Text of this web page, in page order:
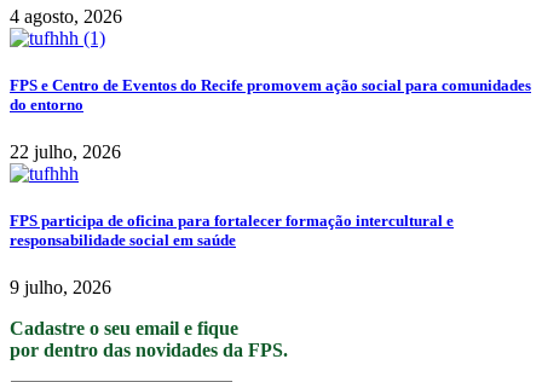
4 agosto, 2026
FPS e Centro de Eventos do Recife promovem ação social para comunidades
do entorno
22 julho, 2026
FPS participa de oficina para fortalecer formação intercultural e
responsabilidade social em saúde
9 julho, 2026
Cadastre o seu email e fique
por dentro das novidades da FPS.